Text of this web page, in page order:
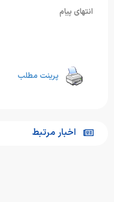
انتهای پیام
پرینت مطلب
اخبار مرتبط